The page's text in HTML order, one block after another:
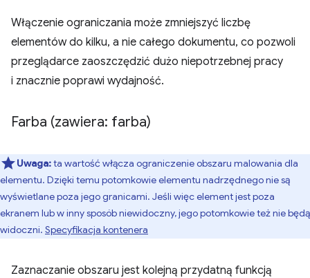
Włączenie ograniczania może zmniejszyć liczbę
elementów do kilku, a nie całego dokumentu, co pozwoli
przeglądarce zaoszczędzić dużo niepotrzebnej pracy
i znacznie poprawi wydajność.
Farba (zawiera: farba)
Uwaga:ta wartość włącza ograniczenie obszaru malowania dla
elementu. Dzięki temu potomkowie elementu nadrzędnego nie są
wyświetlane poza jego granicami. Jeśli więc element jest poza
ekranem lub w inny sposób niewidoczny, jego potomkowie też nie będą
widoczni. Specyfikacja kontenera
Zaznaczanie obszaru jest kolejną przydatną funkcją